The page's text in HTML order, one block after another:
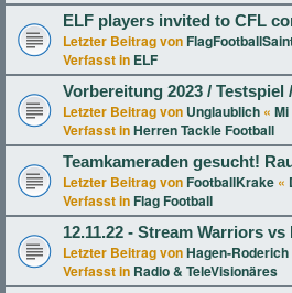
ELF players invited to CFL
Letzter Beitrag von
Verfasst in ELF
Vorbereitung 2023 / Testspiel
Letzter Beitrag von Unglaublich « Mi
Verfasst inHerren Tackle Football
Teamkameraden gesucht!
Letzter Beitrag von FootballKrake «
Verfasst in Flag Football
12.11.22 - Stream Warriors vs
Letzter Beitrag vonHagen-Roderich
Verfasst in Radio & TeleVisionäres